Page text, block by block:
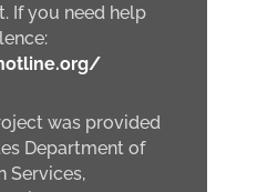
If you need help
was provided
Department of
Services,